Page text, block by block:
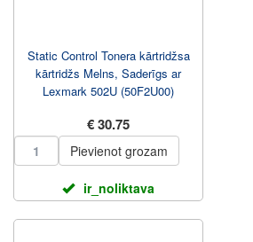
Static Control Tonera kārtridžsa
kārtridžs Melns, Saderīgs ar
Lexmark 502U (50F2U00)
€ 30.75
Pievienot grozam
ir_noliktava